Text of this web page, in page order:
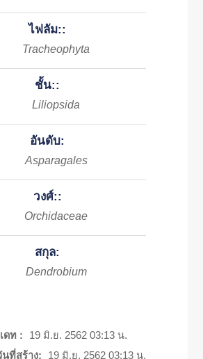
ไฟลัม::
Tracheophyta
ชั้น::
Liliopsida
อันดับ:
Asparagales
วงศ์::
Orchidaceae
สกุล:
Dendrobium
ดท :
19 มิ.ย. 2562 03:13 น.
นที่สร้าง:
19 มิ.ย. 2562 03:13 น.